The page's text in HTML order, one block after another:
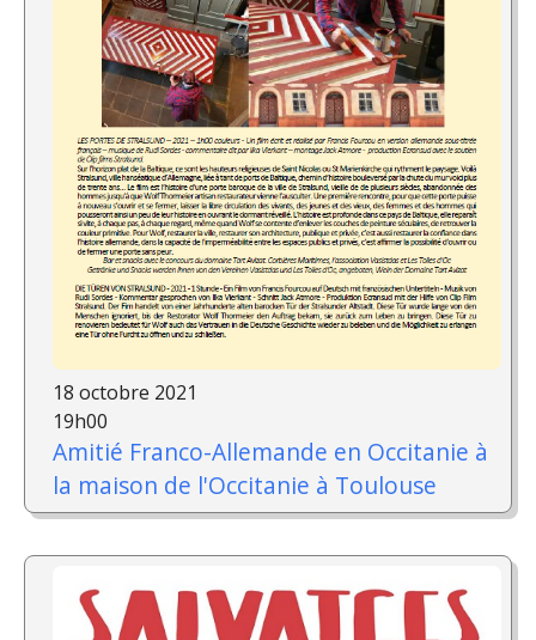
18 octobre 2021
19h00
Amitié Franco-Allemande en Occitanie à
la maison de l'Occitanie à Toulouse